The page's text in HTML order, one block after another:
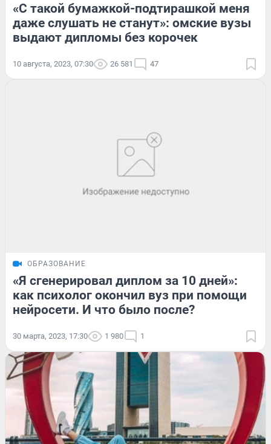
«С такой бумажкой-подтирашкой меня
даже слушать не станут»: омские вузы
выдают дипломы без корочек
10 августа, 2023, 07:30 26 581 47
ОБРАЗОВАНИЕ
«Я сгенерировал диплом за 10 дней»:
как психолог окончил вуз при помощи
нейросети. И что было после?
30 марта, 2023, 17:30 1 980 1